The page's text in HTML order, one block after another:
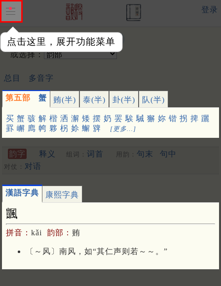
点击这里，展开功能菜单
登录
输入韵字：
或选择：
总目 多音字
第五部 蟹 贿(半) 泰(半) 卦(半) 队(半)
买 蟹 骇 解 楷 洒 澥 矮 摆 奶 罢 騃 駴 獬 妳 锴 拐 捭 躧
罫 嶰 廌 㡁 夥 柺 㚷 䲒 㗗 [更多…]
韵字 释义 组词： 词首 用韵： 句末 句中
对仗： 对语
漢語字典 康熙字典
颽
拼音： kǎi 韵部： 贿
〔～风〕南风，如“其仁声则若～～。”